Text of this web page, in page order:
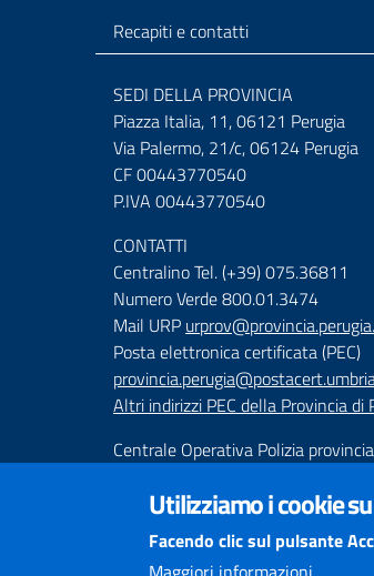
Recapiti e contatti
SEDI DELLA PROVINCIA
Piazza Italia, 11, 06121 Perugia
Via Palermo, 21/c, 06124 Perugia
CF 00443770540
P.IVA 00443770540
CONTATTI
Centralino Tel. (+39) 075.36811
Numero Verde 800.01.3474
Mail URP
Posta elettronica certificata (PEC)
Altri indirizzi PEC della Provincia di
Centrale Operativa Polizia
Emergenza Stradale 335.6425246
Numeri Emergenza dei Comprensori
Infoviabilità
Utilizziamo i cookie
Facendo clic sul pulsante